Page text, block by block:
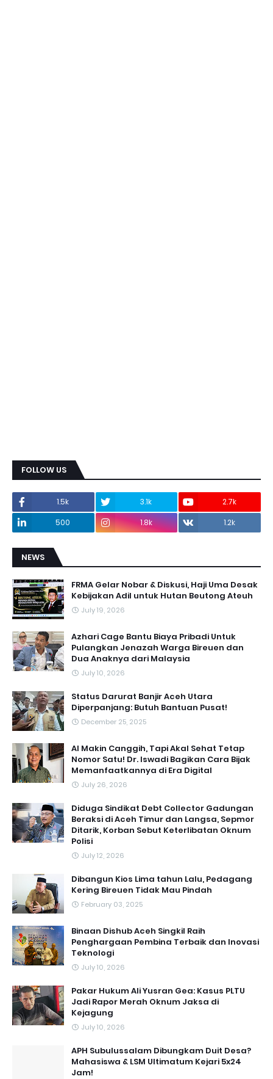
FOLLOW US
1.5k 3.1k
2.7k
500
1.8k 1.2k
NEWS
FRMA Gelar Nobar & Diskusi, Haji Uma Desak
Kebijakan Adil untuk Hutan Beutong Ateuh
July 19, 2026
Azhari Cage Bantu Biaya Pribadi Untuk
Pulangkan Jenazah Warga Bireuen dan
Dua Anaknya dari Malaysia
July 10, 2026
Status Darurat Banjir Aceh Utara
Diperpanjang: Butuh Bantuan Pusat!
December 25, 2025
AI Makin Canggih, Tapi Akal Sehat Tetap
Nomor Satu! Dr. Iswadi Bagikan Cara Bijak
Memanfaatkannya di Era Digital
July 26, 2026
Diduga Sindikat Debt Collector Gadungan
Beraksi di Aceh Timur dan Langsa, Sepmor
Ditarik, Korban Sebut Keterlibatan Oknum
Polisi
July 12, 2026
Dibangun Kios Lima tahun Lalu, Pedagang
Kering Bireuen Tidak Mau Pindah
February 03, 2025
Binaan Dishub Aceh Singkil Raih
Penghargaan Pembina Terbaik dan Inovasi
Teknologi
July 10, 2026
Pakar Hukum Ali Yusran Gea: Kasus PLTU
Jadi Rapor Merah Oknum Jaksa di
Kejagung
July 10, 2026
APH Subulussalam Dibungkam Duit Desa?
Mahasiswa & LSM Ultimatum Kejari 5x24
Jam!